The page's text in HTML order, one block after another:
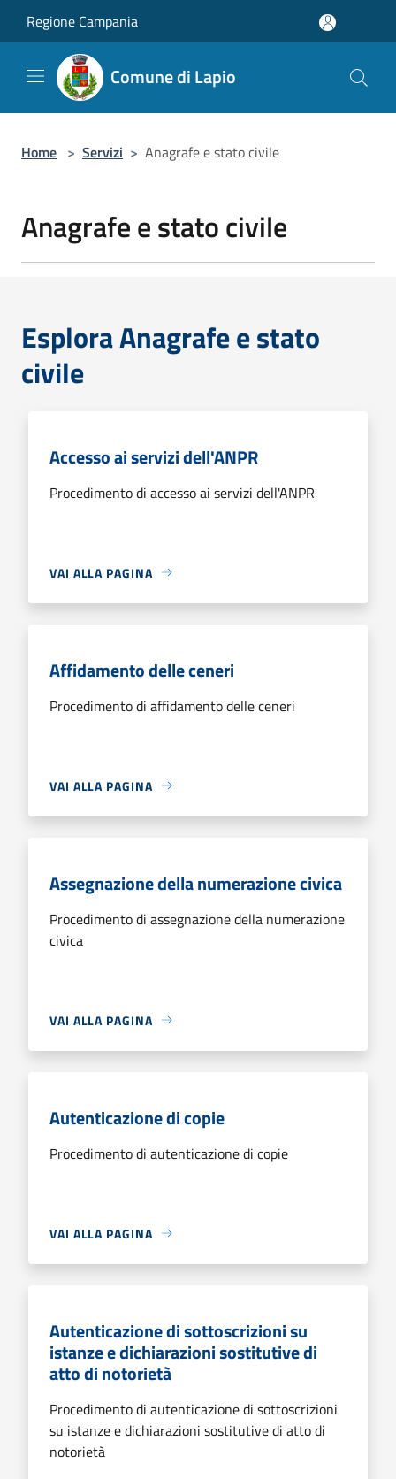
Regione Campania
Comune di Lapio
Home > Servizi > Anagrafe e stato civile
Anagrafe e stato civile
Esplora Anagrafe e stato
civile
Accesso ai servizi dell'ANPR
Procedimento di accesso ai servizi dell'ANPR
VAI ALLA PAGINA
Affidamento delle ceneri
Procedimento di affidamento delle ceneri
VAI ALLA PAGINA
Assegnazione della numerazione civica
Procedimento di assegnazione della numerazione
civica
VAI ALLA PAGINA
Autenticazione di copie
Procedimento di autenticazione di copie
VAI ALLA PAGINA
Autenticazione di sottoscrizioni su
istanze e dichiarazioni sostitutive di
atto di notorietà
Procedimento di autenticazione di sottoscrizioni
su istanze e dichiarazioni sostitutive di atto di
notorietà